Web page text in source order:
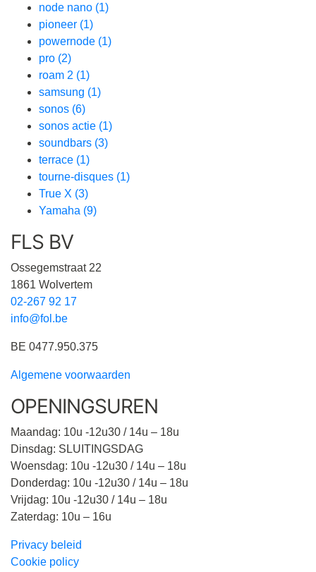
node nano (1)
pioneer (1)
powernode (1)
pro (2)
roam 2 (1)
samsung (1)
sonos (6)
sonos actie (1)
soundbars (3)
terrace (1)
tourne-disques (1)
True X (3)
Yamaha (9)
FLS BV
Ossegemstraat 22
1861 Wolvertem
02-267 92 17
info@fol.be
BE 0477.950.375
Algemene voorwaarden
OPENINGSUREN
Maandag: 10u -12u30 / 14u – 18u
Dinsdag: SLUITINGSDAG
Woensdag: 10u -12u30 / 14u – 18u
Donderdag: 10u -12u30 / 14u – 18u
Vrijdag: 10u -12u30 / 14u – 18u
Zaterdag: 10u – 16u
Privacy beleid
Cookie policy